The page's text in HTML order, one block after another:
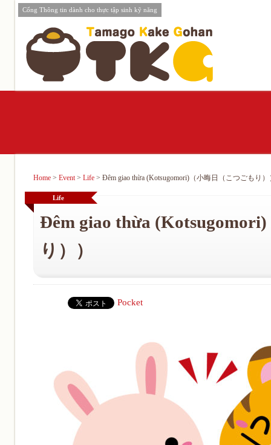
Cổng Thông tin dành cho thực tập sinh kỹ năng
Home > Event> Life > Đêm giao thừa (Kotsugomori)（小晦日（こつごもり）
Life
Đêm giao thừa
り））
Pocket